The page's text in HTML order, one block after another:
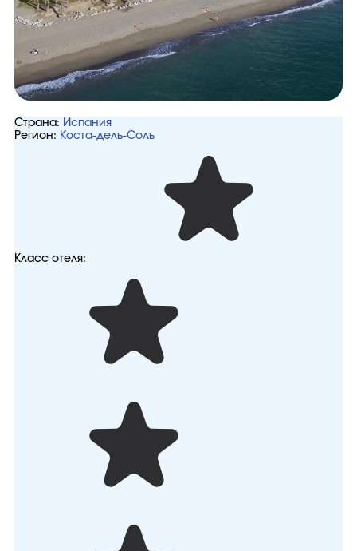
Страна: Испания
Регион: Коста-дель-Соль
Класс отеля: